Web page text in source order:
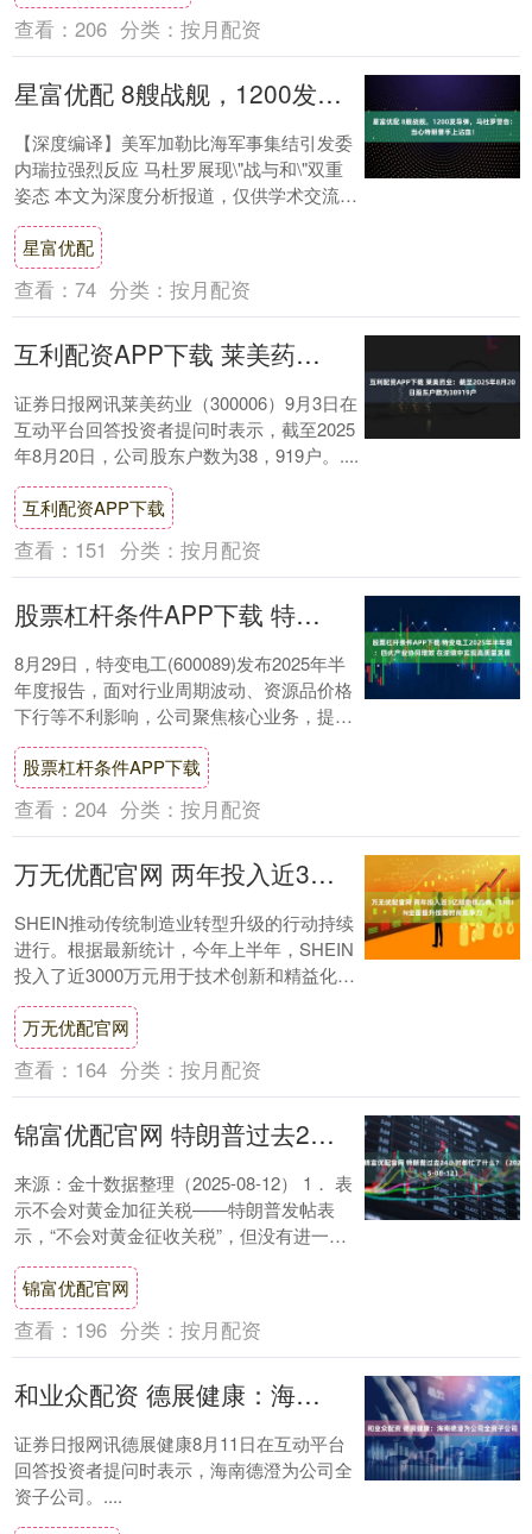
查看： 206 分类： 按月配资
星富优配 8艘战舰，1200发导弹，马杜罗警告：当心特朗普手上沾血！
【深度编译】美军加勒比海军事集结引发委
内瑞拉强烈反应 马杜罗展现\"战与和\"双重
姿态 本文为深度分析报道，仅供学术交流参
考，不代表本平台立场 在美军多艘战舰及....
星富优配
查看： 74 分类： 按月配资
互利配资APP下载 莱美药业：截至2025年8月20日股东户数为38919户
证券日报网讯莱美药业（300006）9月3日在
互动平台回答投资者提问时表示，截至2025
年8月20日，公司股东户数为38，919户。....
互利配资APP下载
查看： 151 分类： 按月配资
股票杠杆条件APP下载 特变电工2025年半年报：四大产业协同增效 在逆境中实现高质量发展
8月29日，特变电工(600089)发布2025年半
年度报告，面对行业周期波动、资源品价格
下行等不利影响，公司聚焦核心业务，提质
增效；积极布局高潜能板块，协同发....
股票杠杆条件APP下载
查看： 204 分类： 按月配资
万无优配官网 两年投入近3亿赋能供应商，SHEIN全面提升按需时尚竞争力
SHEIN推动传统制造业转型升级的行动持续
进行。根据最新统计，今年上半年，SHEIN
投入了近3000万元用于技术创新和精益化建
设，开展培训超250场，同时关爱工....
万无优配官网
查看： 164 分类： 按月配资
锦富优配官网 特朗普过去24小时都忙了什么？（2025-08-12）
来源：金十数据整理（2025-08-12） 1． 表
示不会对黄金加征关税——特朗普发帖表
示，“不会对黄金征收关税”，但没有进一步
解释。此前特朗普政府亦发表声明称....
锦富优配官网
查看： 196 分类： 按月配资
和业众配资 德展健康：海南德澄为公司全资子公司
证券日报网讯德展健康8月11日在互动平台
回答投资者提问时表示，海南德澄为公司全
资子公司。....